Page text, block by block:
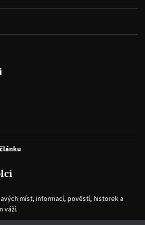
míst, informací, pověstí, historek a
váží.